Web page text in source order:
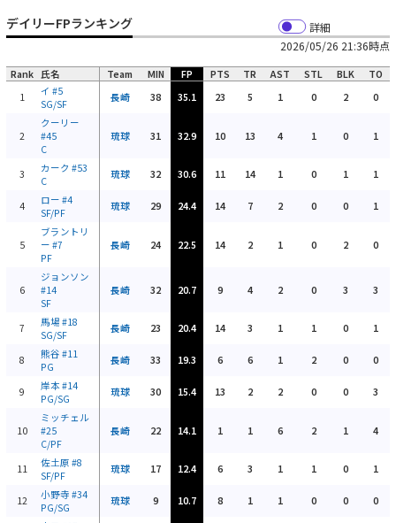
デイリーFPランキング 詳細
2026/05/26 21:36時点
Rank 氏名 Team MIN FP PTS TR AST STL BLK
TO
1
イ #5
SG/SF
長崎 38 35.1 23 5 1 0 2 0
2
クーリー
#45
C
琉球 31 32.9 10 13 4 1 0 1
3 カーク #53
C
琉球 32 30.6 11 14 1 0 1 1
4 ロー #4
SF/PF
琉球 29 24.4 14 7 2 0 0 1
5
ブラントリ
ー #7
PF
長崎 24 22.5 14 2 1 0 2 0
6
ジョンソン
#14
SF
長崎 32 20.7 9 4 2 0 3 3
7 馬場 #18
SG/SF
長崎 23 20.4 14 3 1 1 0 1
8 熊谷 #11
PG
長崎 33 19.3 6 6 1 2 0 0
9 岸本#14
PG/SG
琉球 30 15.4 13 2 2 0 0 3
10
ミッチェル
#25
C/PF
長崎 22 14.1 1 1 6 2 1 4
11 佐土原 #8
SF/PF
琉球 17 12.4 6 3 1 1 0 1
12 小野寺 #34
PG/SG
琉球 9 10.7 8 1 1 0 0 0